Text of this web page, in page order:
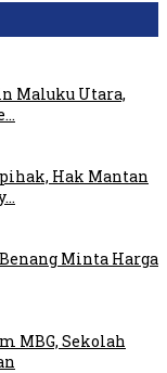
Maluku Utara,
Hak Mantan
Minta Harga
MBG, Sekolah